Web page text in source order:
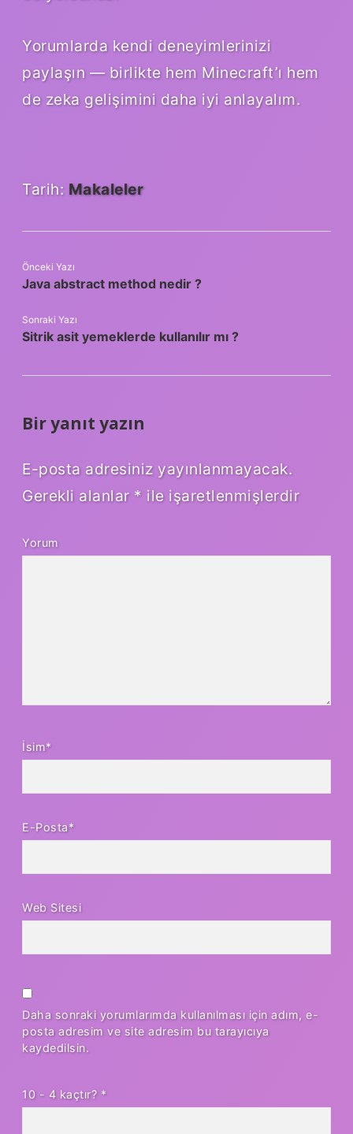
Yorumlarda kendi deneyimlerinizi
paylaşın — birlikte hem Minecraft’ı hem
de zeka gelişimini daha iyi anlayalım.
Tarih: Makaleler
Önceki Yazı
Java abstract method nedir ?
Sonraki Yazı
Sitrik asit yemeklerde kullanılır mı ?
Bir yanıt yazın
E-posta adresiniz yayınlanmayacak.
Gerekli alanlar * ile işaretlenmişlerdir
Yorum
İsim*
E-Posta*
Web Sitesi
Daha sonraki yorumlarımda kullanılması için adım, e-
posta adresim ve site adresim bu tarayıcıya
kaydedilsin.
10 - 4 kaçtır? *